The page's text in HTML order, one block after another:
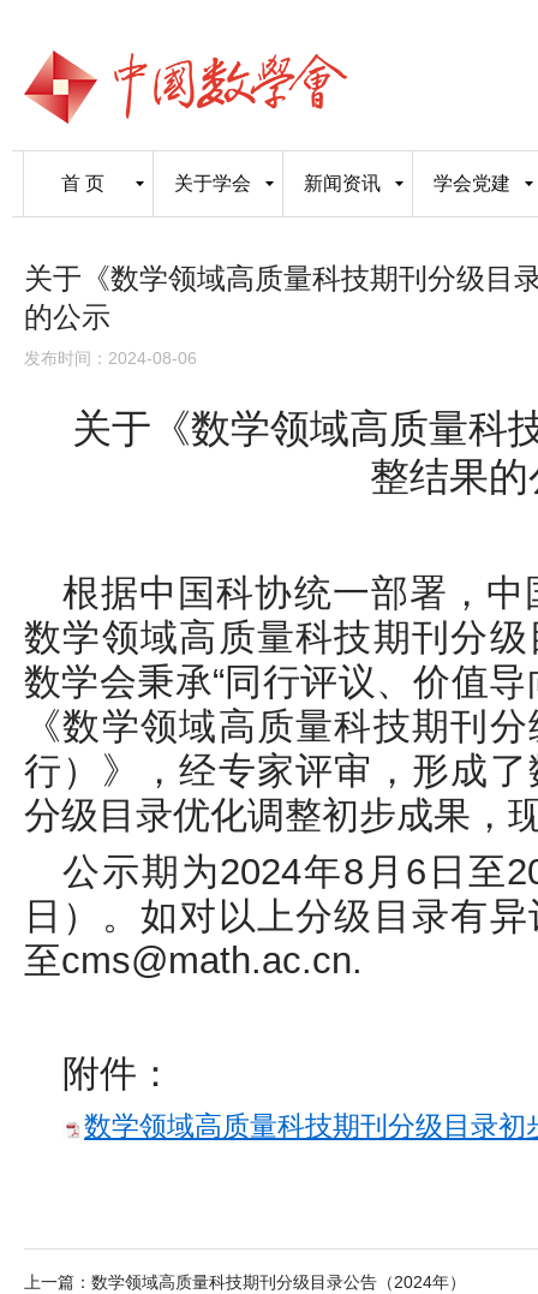
首 页 关于学会 新闻资讯 学会党建
关于《数学领域高质量科技期刊分级目
的公示
发布时间：2024-08-06
关于《数学领域高质量科
整结果
根据中国科协统一部署，
数学领域高质量科技期刊分
数学会秉承“同行评议、价值
《数学领域高质量科技期刊
行）》，经专家评审，形成
分级目录优化调整初步成果，
公示期为2024年8月6日至
日）。如对以上分级目录有
至cms@math.ac.cn.
附件：
数学领域高质量科技期刊分级目录
上一篇： 数学领域高质量科技期刊分级目录公告（2024年）